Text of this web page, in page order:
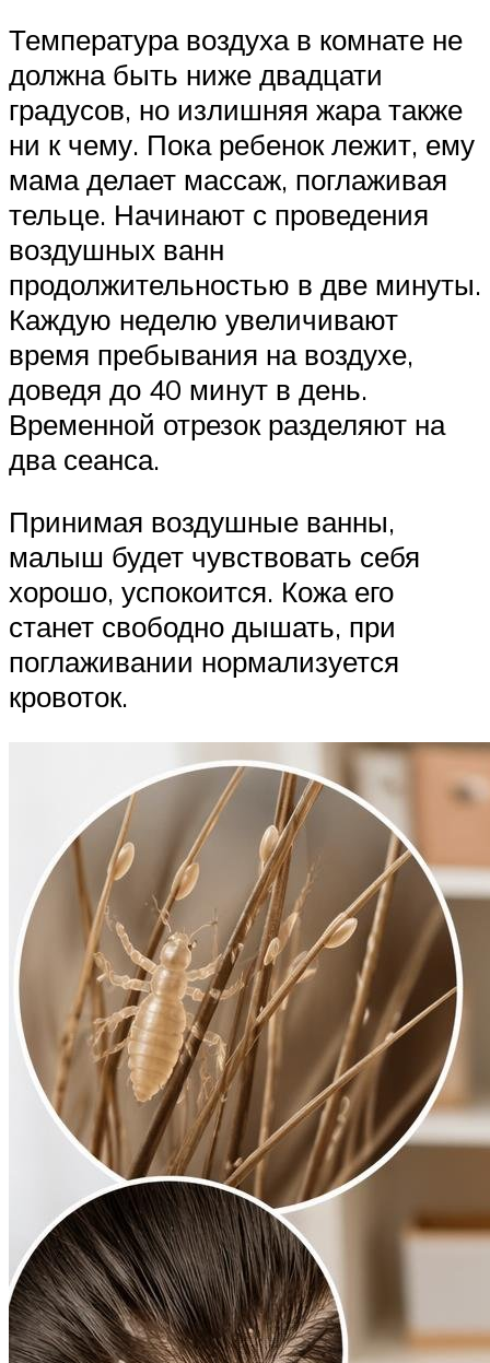
Температура воздуха в комнате не
должна быть ниже двадцати
градусов, но излишняя жара также
ни к чему. Пока ребенок лежит, ему
мама делает массаж, поглаживая
тельце. Начинают с проведения
воздушных ванн
продолжительностью в две минуты.
Каждую неделю увеличивают
время пребывания на воздухе,
доведя до 40 минут в день.
Временной отрезок разделяют на
два сеанса.
Принимая воздушные ванны,
малыш будет чувствовать себя
хорошо, успокоится. Кожа его
станет свободно дышать, при
поглаживании нормализуется
кровоток.